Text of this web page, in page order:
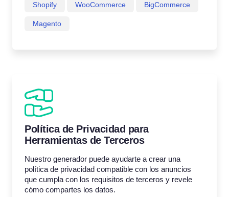
Shopify WooCommerce BigCommerce
Magento
Política de Privacidad para
Herramientas de Terceros
Nuestro generador puede ayudarte a crear una
política de privacidad compatible con los anuncios
que cumpla con los requisitos de terceros y revele
cómo compartes los datos.